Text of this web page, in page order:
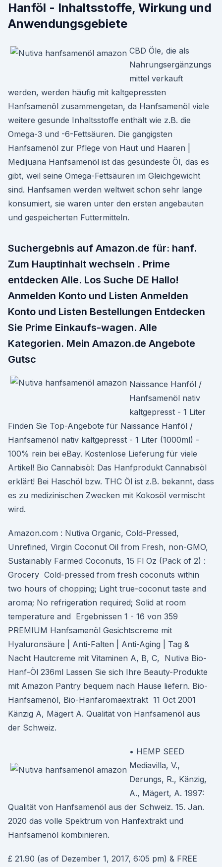
Hanföl - Inhaltsstoffe, Wirkung und
Anwendungsgebiete
CBD Öle, die als
Nahrungsergänzungs
mittel verkauft
werden, werden häufig mit kaltgepressten
Hanfsamenöl zusammengetan, da Hanfsamenöl viele
weitere gesunde Inhaltsstoffe enthält wie z.B. die
Omega-3 und -6-Fettsäuren. Die gängigsten
Hanfsamenöl zur Pflege von Haut und Haaren |
Medijuana Hanfsamenöl ist das gesündeste Öl, das es
gibt, weil seine Omega-Fettsäuren im Gleichgewicht
sind. Hanfsamen werden weltweit schon sehr lange
konsumiert, sie waren unter den ersten angebauten
und gespeicherten Futtermitteln.
Suchergebnis auf Amazon.de für: hanf.
Zum Hauptinhalt wechseln . Prime
entdecken Alle. Los Suche DE Hallo!
Anmelden Konto und Listen Anmelden
Konto und Listen Bestellungen Entdecken
Sie Prime Einkaufs-wagen. Alle
Kategorien. Mein Amazon.de Angebote
Gutsc
Naissance Hanföl /
Hanfsamenöl nativ
kaltgepresst - 1 Liter
Finden Sie Top-Angebote für Naissance Hanföl /
Hanfsamenöl nativ kaltgepresst - 1 Liter (1000ml) -
100% rein bei eBay. Kostenlose Lieferung für viele
Artikel! Bio Cannabisöl: Das Hanfprodukt Cannabisöl
erklärt! Bei Haschöl bzw. THC Öl ist z.B. bekannt, dass
es zu medizinischen Zwecken mit Kokosöl vermischt
wird.
Amazon.com : Nutiva Organic, Cold-Pressed,
Unrefined, Virgin Coconut Oil from Fresh, non-GMO,
Sustainably Farmed Coconuts, 15 Fl Oz (Pack of 2) :
Grocery Cold-pressed from fresh coconuts within
two hours of chopping; Light true-coconut taste and
aroma; No refrigeration required; Solid at room
temperature and Ergebnissen 1 - 16 von 359
PREMIUM Hanfsamenöl Gesichtscreme mit
Hyaluronsäure | Anti-Falten | Anti-Aging | Tag &
Nacht Hautcreme mit Vitaminen A, B, C, Nutiva Bio-
Hanf-Öl 236ml Lassen Sie sich Ihre Beauty-Produkte
mit Amazon Pantry bequem nach Hause liefern. Bio-
Hanfsamenöl, Bio-Hanfaromaextrakt 11 Oct 2001
Känzig A, Mägert A. Qualität von Hanfsamenöl aus
der Schweiz.
• HEMP SEED
Mediavilla, V.,
Derungs, R., Känzig,
A., Mägert, A. 1997:
Qualität von Hanfsamenöl aus der Schweiz. 15. Jan.
2020 das volle Spektrum von Hanfextrakt und
Hanfsamenöl kombinieren.
£ 21.90 (as of Dezember 1, 2017, 6:05 pm) & FREE